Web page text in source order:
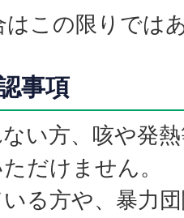
はこの限りでは
事項
い方、咳や発
だけません。
る方や、暴力